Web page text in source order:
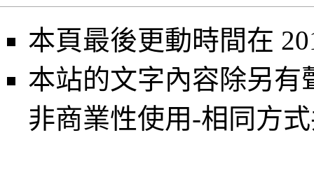
本頁最後更動時間在
本站的文字內容除另
非商業性使用-相同方